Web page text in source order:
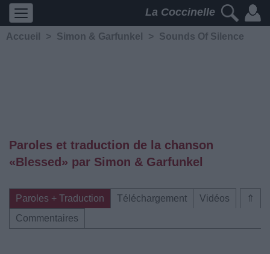
La Coccinelle
Accueil > Simon & Garfunkel > Sounds Of Silence
Paroles et traduction de la chanson
«Blessed» par Simon & Garfunkel
⇑
Paroles + Traduction Téléchargement
Vidéos
Commentaires